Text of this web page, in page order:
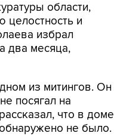
области,
целостность и
избрал
два месяца,
из митингов. Он
посягал на
что в доме
не было.